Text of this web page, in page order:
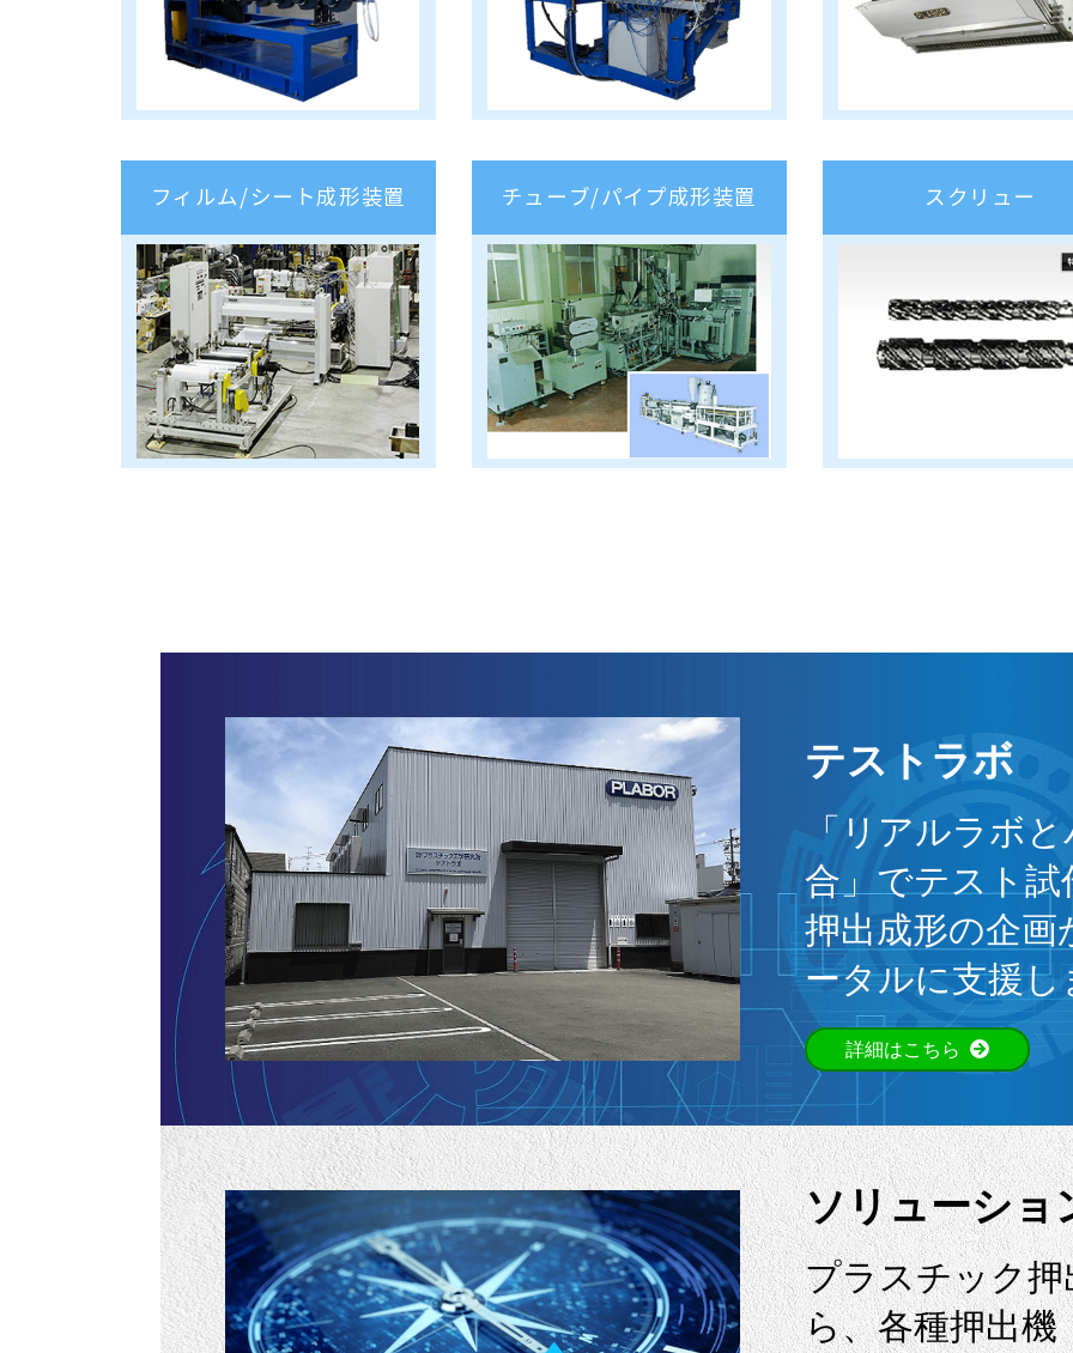
フィルム/シート成形装置 チューブ/パイプ成形装置 スクリュー
テストラボ
「リアルラボ
合」でテスト試
押出成形の企画
ータルに支援し
詳細はこちら
ソリューショ
プラスチック
ら、各種押出機